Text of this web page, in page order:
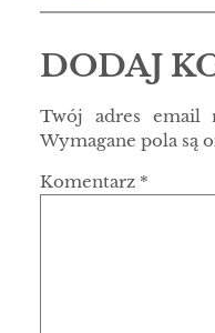
DODAJ
Twój adres email
Wymagane pola są
Komentarz *